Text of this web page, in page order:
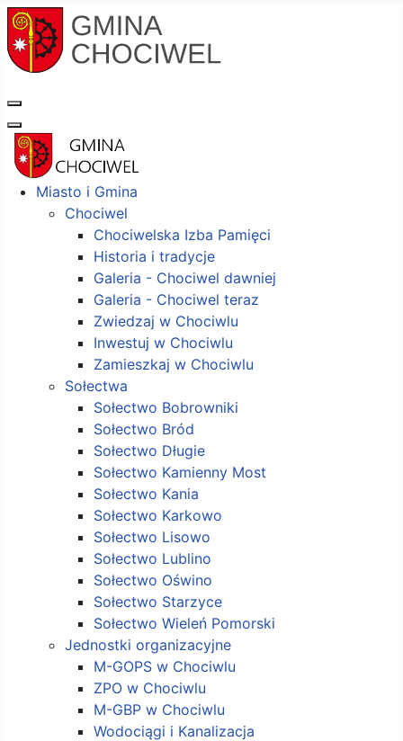
Miasto i Gmina
Chociwel
Chociwelska Izba Pamięci
Historia i tradycje
Galeria - Chociwel dawniej
Galeria - Chociwel teraz
Zwiedzaj w Chociwlu
Inwestuj w Chociwlu
Zamieszkaj w Chociwlu
Sołectwa
Sołectwo Bobrowniki
Sołectwo Bród
Sołectwo Długie
Sołectwo Kamienny Most
Sołectwo Kania
Sołectwo Karkowo
Sołectwo Lisowo
Sołectwo Lublino
Sołectwo Oświno
Sołectwo Starzyce
Sołectwo Wieleń Pomorski
Jednostki organizacyjne
M-GOPS w Chociwlu
ZPO w Chociwlu
M-GBP w Chociwlu
Wodociągi i Kanalizacja